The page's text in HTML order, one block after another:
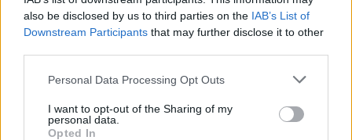
also be disclosed by us to third parties on the IAB’s List of
Downstream Participants that may further disclose it to other
Personal Data Processing Opt Outs
I want to opt-out of the Sharing of my
personal data.
Opted In
καταφέρνει να νικήσει το Βρετανό πρωταθλητή
κόσμου.
Πραγματοποιείται με επιτυχία η πρώτη
μεταμόσχευση αστραγάλου στην Ευρώπη από τον
Ιταλό χειρουργό Σάντρο Τζανίνι στο ραλίστα